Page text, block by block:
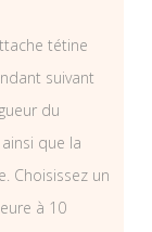
tétine
suivant
du
que la
Choisissez un
à 10